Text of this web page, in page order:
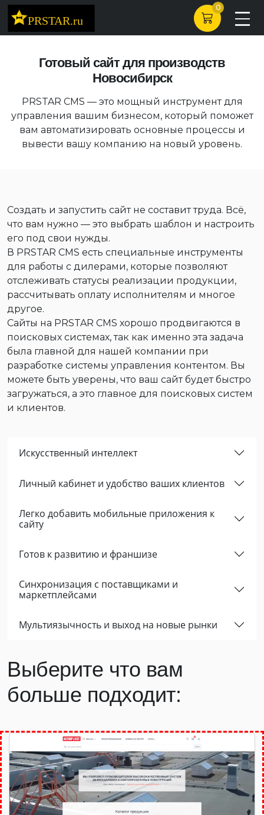
0
Готовый сайт для производств
Новосибирск
PRSTAR CMS — это мощный инструмент для
управления вашим бизнесом, который поможет
вам автоматизировать основные процессы и
вывести вашу компанию на новый уровень.
Создать и запустить сайт не составит труда. Всё,
что вам нужно — это выбрать шаблон и настроить
его под свои нужды.
В PRSTAR CMS есть специальные инструменты
для работы с дилерами, которые позволяют
отслеживать статусы реализации продукции,
рассчитывать оплату исполнителям и многое
другое.
Сайты на PRSTAR CMS хорошо продвигаются в
поисковых системах, так как именно эта задача
была главной для нашей компании при
разработке системы управления контентом. Вы
можете быть уверены, что ваш сайт будет быстро
загружаться, а это главное для поисковых систем
и клиентов.
Искусственный интеллект
Личный кабинет и удобство ваших клиентов
Легко добавить мобильные приложения к
сайту
Готов к развитию и франшизе
Cинхронизация с поставщиками и
маркетплейсами
Мультиязычность и выход на новые рынки
Выберите что вам
больше подходит: